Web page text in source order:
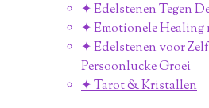
✦ Edelstenen Tegen
✦ Emotionele Healing
✦ Edelstenen voor
Persoonlucke Groei
✦ Tarot & Kristallen